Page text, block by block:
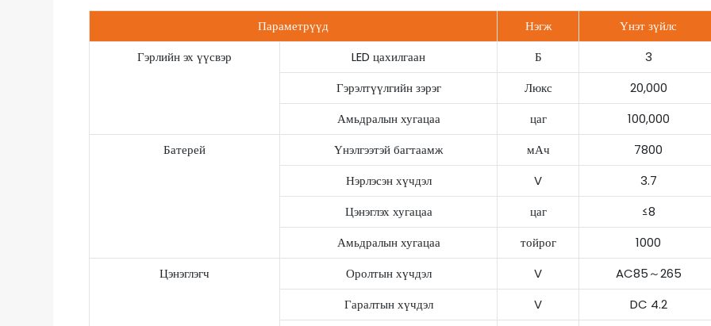
Параметрүүд Нэгж
Үнэт зүйлс
Гэрлийн эх үүсвэр
LED цахилгаан Б
3
Гэрэлтүүлгийн зэрэг
Люкс
20,000
Амьдралын хугацаа
цаг
100,000
Батерей
Үнэлгээтэй багтаамж мАч
7800
Нэрлэсэн хүчдэл
V
3.7
Цэнэглэх хугацаа
цаг
≤8
Амьдралын хугацаа
тойрог
1000
Цэнэглэгч
Оролтын хүчдэл V
AC85～265
Гаралтын хүчдэл
V
DC 4.2